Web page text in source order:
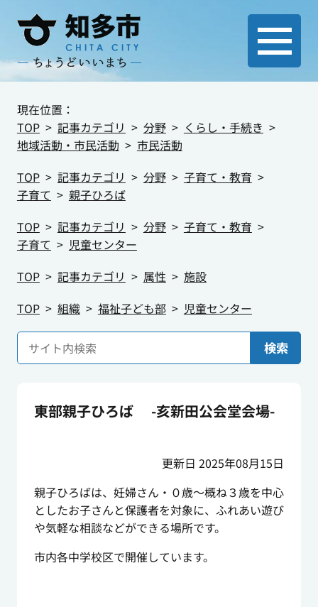
現在位置：
TOP
記事カテゴリ 分野
くらし・手続き
地域活動・市民活動
市民活動
TOP
記事カテゴリ 分野
子育て・教育
子育て
親子ひろば
TOP
記事カテゴリ 分野
子育て・教育
子育て
児童センター
TOP
記事カテゴリ 属性
施設
TOP
組織 福祉子ども部 児童センター
検索
東部親子ひろば -亥新田公会堂会場-
更新日 2025年08月15日
親子ひろばは、妊婦さん・０歳～概ね３歳を中心
としたお子さんと保護者を対象に、ふれあい遊び
や気軽な相談などができる場所です。
市内各中学校区で開催しています。